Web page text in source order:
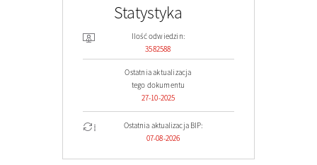
Statystyka
Ilość odwiedzin:
3582588
Ostatnia aktualizacja
tego dokumentu
27-10-2025
Ostatnia aktualizacja BIP:
07-08-2026